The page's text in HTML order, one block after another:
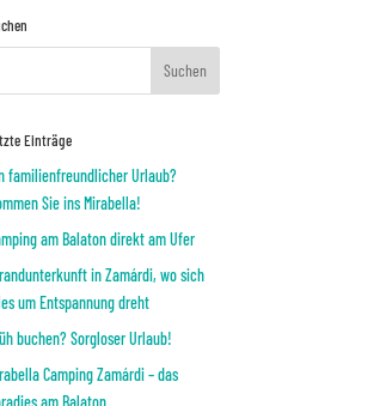
Einträge
familienfreundlicher Urlaub?
Sie ins Mirabella!
am Balaton direkt am Ufer
in Zamárdi, wo sich
um Entspannung dreht
buchen? Sorgloser Urlaub!
Camping Zamárdi – das
am Balaton